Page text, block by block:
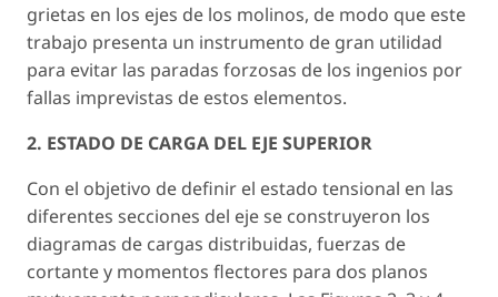
grietas en los ejes de los molinos, de modo que este
trabajo presenta un instrumento de gran utilidad
para evitar las paradas forzosas de los ingenios por
fallas imprevistas de estos elementos.
2. ESTADO DE CARGA DEL EJE SUPERIOR
Con el objetivo de definir el estado tensional en las
diferentes secciones del eje se construyeron los
diagramas de cargas distribuidas, fuerzas de
cortante y momentos flectores para dos planos